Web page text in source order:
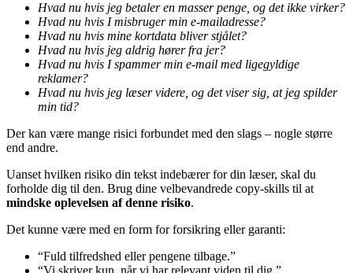
Hvad nu hvis jeg betaler en masser penge, og det ikke virker?
Hvad nu hvis I misbruger min e-mailadresse?
Hvad nu hvis mine kortdata bliver stjålet?
Hvad nu hvis jeg aldrig hører fra jer?
Hvad nu hvis I spammer min e-mail med ligegyldige
reklamer?
Hvad nu hvis jeg læser videre, og det viser sig, at jeg spilder
min tid?
Der kan være mange risici forbundet med den slags – nogle større
end andre.
Uanset hvilken risiko din tekst indebærer for din læser, skal du
forholde dig til den. Brug dine velbevandrede copy-skills til at
mindske oplevelsen af denne risiko.
Det kunne være med en form for forsikring eller garanti:
“Fuld tilfredshed eller pengene tilbage.”